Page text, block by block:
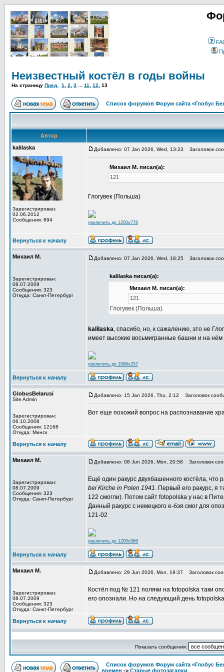
Неизвестный костёл в годы войны
На страницу Пред. 1 2 3 11 12 13
Список форумов Форум сайта «Глобус
Автор
kalilaska
Зарегистрирован:
02.06.2012
Сообщения: 894
Добавлено: 07 Jan 2026, Wed, 13:23 Заголовок
Михаил М. писал(а):
121
Глогувек (Польша)
увеличить до 1200x778
Вернуться к началу
Михаил М.
Зарегистрирован:
08.07.2009
Сообщения: 323
Откуда: Санкт-Петербург
Добавлено: 07 Jan 2026, Wed, 18:25 Заголовок
kalilaska писал(а):
Михаил М. писал(а):
121
Глогувек (Польша)
kalilaska, спасибо, но, к сажалению, это не
имеет высокие восьмигранные башни и на
увеличить до 1096x257
Вернуться к началу
GlobusBelarusi
Site Admin
Зарегистрирован:
06.10.2008
Сообщения: 12168
Откуда: Минск
Добавлено: 15 Jan 2026, Thu, 2:12 Заголовок
Вот еще похожий вопрос на распознавание
Вернуться к началу
Михаил М.
Зарегистрирован:
08.07.2009
Сообщения: 323
Откуда: Санкт-Петербург
Добавлено: 08 Jun 2026, Mon, 20:58 Заголовок
Ещё один ракурс двухбашенного костёла,
bei Kirche in Polen 1941. Первый его ракурс, я
122 смогли). Потом сайт fotopolska у нас в
Данный ракурс с немецкого е-бэя смог для
121-02
увеличить до 1200x986
Вернуться к началу
Михаил М.
Зарегистрирован:
08.07.2009
Сообщения: 323
Откуда: Санкт-Петербург
Добавлено: 29 Jun 2026, Mon, 19:37 Заголовок
Костёл под № 121 поляки на fotopolska таки
его опознали. Но на следующий день
Вернуться к началу
Показать сообщения:
Список форумов Форум сайта «Глобус
времен -> Старые фотозагадки